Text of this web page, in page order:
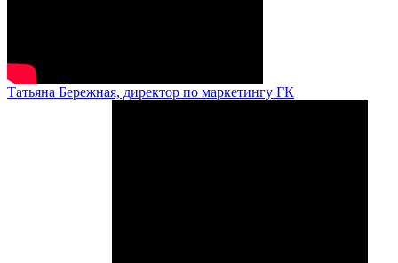
Татьяна Бережная, директор по маркетингу ГК